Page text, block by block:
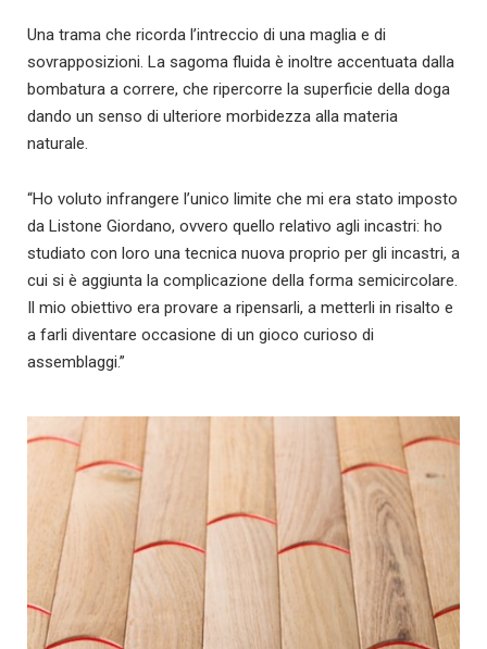
Una trama che ricorda l’intreccio di una maglia e di
sovrapposizioni. La sagoma fluida è inoltre accentuata dalla
bombatura a correre, che ripercorre la superficie della doga
dando un senso di ulteriore morbidezza alla materia
naturale.
“Ho voluto infrangere l’unico limite che mi era stato imposto
da Listone Giordano, ovvero quello relativo agli incastri: ho
studiato con loro una tecnica nuova proprio per gli incastri, a
cui si è aggiunta la complicazione della forma semicircolare.
Il mio obiettivo era provare a ripensarli, a metterli in risalto e
a farli diventare occasione di un gioco curioso di
assemblaggi.”